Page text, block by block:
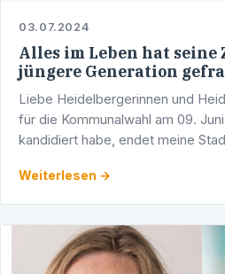
03.07.2024
Alles im Leben hat seine
jüngere Generation
Liebe Heidelbergerinnen und
für die Kommunalwahl am 09.
kandidiert habe, endet meine
Weiterlesen →